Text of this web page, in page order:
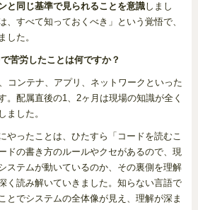
と同じ基準で見られることを意識しまし
、すべて知っておくべき」という覚悟で、
した。
苦労したことは何ですか？
コンテナ、アプリ、ネットワークといった
。配属直後の1、2ヶ月は現場の知識が全く
ました。
やったことは、ひたすら「コードを読むこ
ドの書き方のルールやクセがあるので、現
ステムが動いているのか、その裏側を理解
く読み解いていきました。知らない言語で
とでシステムの全体像が見え、理解が深ま